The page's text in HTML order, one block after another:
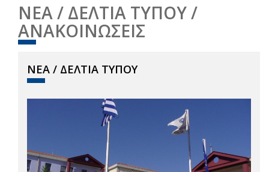
ΝΕΑ / ΔΕΛΤΙΑ ΤΥΠΟΥ /
ΑΝΑΚΟΙΝΩΣΕΙΣ
ΝΕΑ / ΔΕΛΤΙΑ ΤΥΠΟΥ